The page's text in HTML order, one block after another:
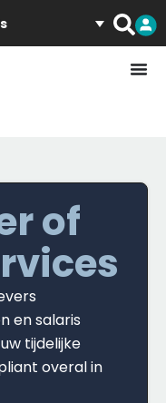
of
en salaris
tijdelijke
overal in